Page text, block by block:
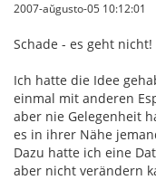
2007-aŭgusto-05 10:12:01
Schade - es geht nicht!
Ich hatte die Idee
einmal mit anderen
aber nie Gelegenheit
es in ihrer Nähe
Dazu hatte ich eine
aber nicht verändern